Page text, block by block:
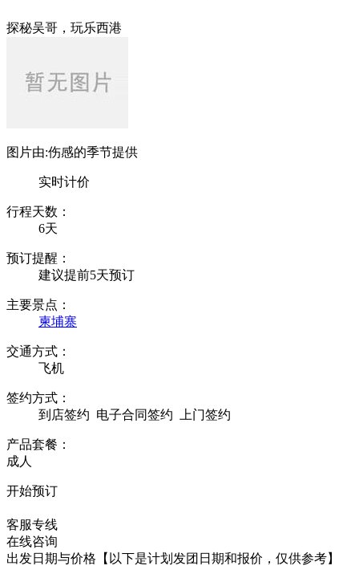
探秘吴哥，玩乐西港
图片由:伤感的季节提供
实时计价
行程天数：
6天
预订提醒：
建议提前5天预订
主要景点：
柬埔寨
交通方式：
飞机
签约方式：
到店签约 电子合同签约 上门签约
产品套餐：
成人
开始预订
客服专线
在线咨询
出发日期与价格 【以下是计划发团日期和报价，仅供参考】